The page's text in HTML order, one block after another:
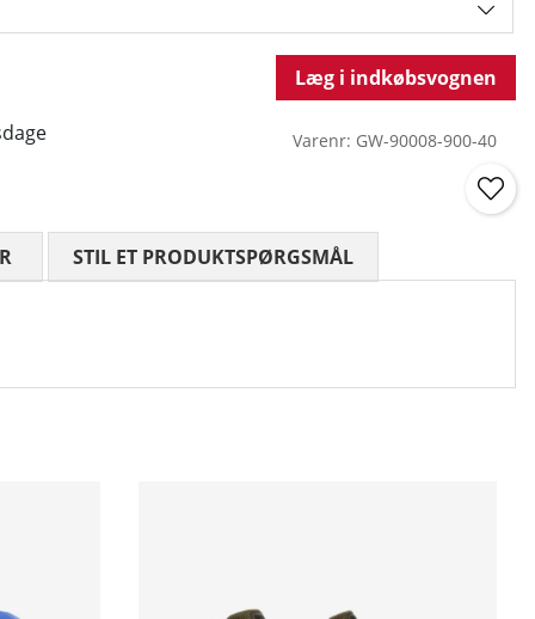
Læg i indkøbsvognen
Varenr: GW-90008-900-40
GENNEMSNITLIG VURDERING 0 UD AF 5 ANTAL
STIL ET PRODUKTSPØRGSMÅL